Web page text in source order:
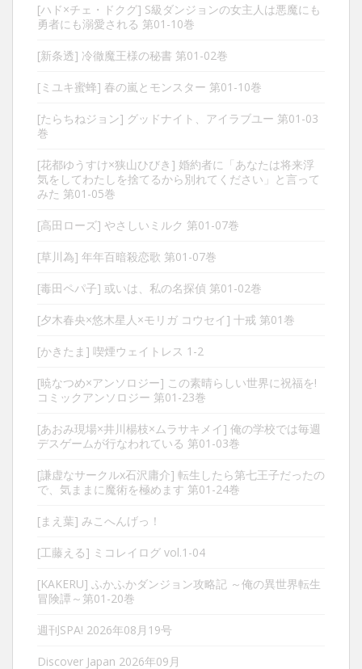
[ハド×チェ・ドクグ] S級ダンジョンの女主人は悪魔にも
勇者にも溺愛される 第01-10巻
[新条透] 冷徹魔王様の秘書 第01-02巻
[ミユキ蜜蜂] 春の嵐とモンスター 第01-10巻
[たらちねジョン] グッドナイト、アイラブユー 第01-03
巻
[花都ゆうすけ×狭山ひびき] 婚約者に「あなたは将来浮
気をしてわたしを捨てるから別れてください」と言って
みた 第01-05巻
[高田ローズ] やさしいミルク 第01-07巻
[草川為] 年年百暗殺恋歌 第01-07巻
[毒田ペパ子] 或いは、私の名探偵 第01-02巻
[夕木春央×悠木星人×モリガ コウセイ] 十戒 第01巻
[かきたま] 喫煙ウェイトレス 1-2
[暁なつめ×アンソロジー] この素晴らしい世界に祝福を!
コミックアンソロジー 第01-23巻
[あおみ現場×井川楊枝×ムラサキメイ] 俺の学校では毎週
デスゲームが行なわれている 第01-03巻
[謙虚なサークルx石沢庸介] 転生したら第七王子だったの
で、気ままに魔術を極めます 第01-24巻
[まえ葉] みこへんげっ！
[工藤える] ミコレイログ vol.1-04
[KAKERU] ふかふかダンジョン攻略記 ～俺の異世界転生
冒険譚～第01-20巻
週刊SPA! 2026年08月19号
Discover Japan 2026年09月